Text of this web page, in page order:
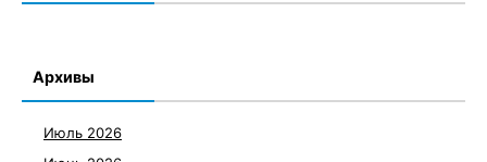
Архивы
Июль 2026